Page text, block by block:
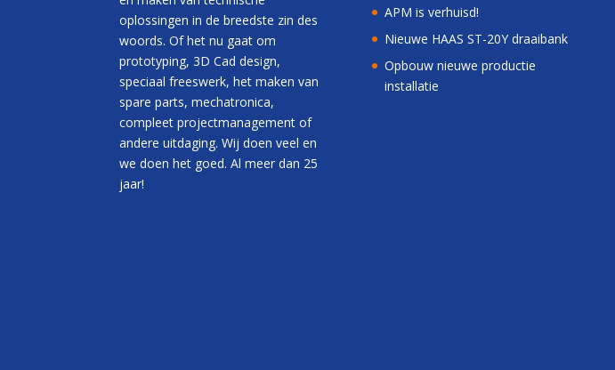
oplossingen in de breedste zin des
woords. Of het nu gaat om
prototyping, 3D Cad design,
speciaal freeswerk, het maken van
spare parts, mechatronica,
compleet projectmanagement of
andere uitdaging. Wij doen veel en
we doen het goed. Al meer dan 25
jaar!
APM is verhuisd!
Nieuwe HAAS ST-20Y draaibank
Opbouw nieuwe productie
installatie